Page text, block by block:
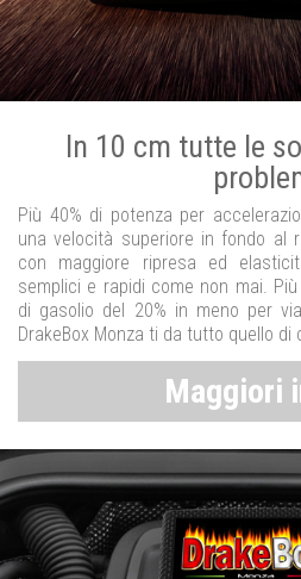
In 10 cm tutte le
Più 40% di potenza per
una velocità superiore in fondo al
con maggiore ripresa ed
semplici e rapidi come non mai.
di gasolio del 20% in meno per
DrakeBox Monza ti da tutto quello di
Maggiori